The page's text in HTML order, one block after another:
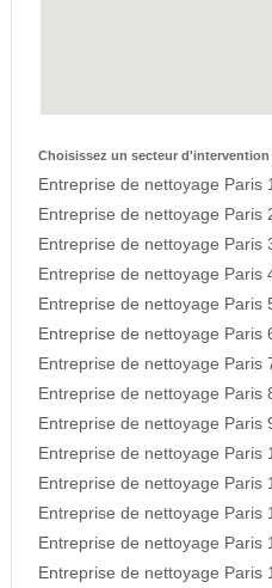
Choisissez un secteur d'intervention
Entreprise de nettoyage Paris
Entreprise de nettoyage Paris
Entreprise de nettoyage Paris
Entreprise de nettoyage Paris
Entreprise de nettoyage Paris
Entreprise de nettoyage Paris
Entreprise de nettoyage Paris
Entreprise de nettoyage Paris
Entreprise de nettoyage Paris
Entreprise de nettoyage Paris
Entreprise de nettoyage Paris
Entreprise de nettoyage Paris
Entreprise de nettoyage Paris
Entreprise de nettoyage Paris